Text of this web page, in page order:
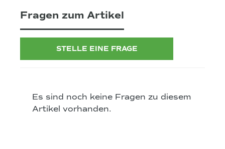
Fragen zum Artikel
STELLE EINE FRAGE
Es sind noch keine Fragen zu diesem
Artikel vorhanden.